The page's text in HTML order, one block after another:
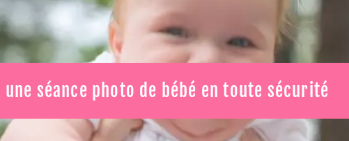
séance photo de bébé en toute sécurité